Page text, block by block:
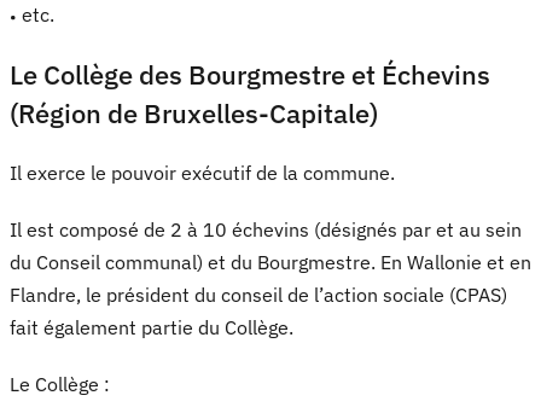
etc.
Le Collège des Bourgmestre et Échevins
(Région de Bruxelles-Capitale)
Il exerce le pouvoir exécutif de la commune.
Il est composé de 2 à 10 échevins (désignés par et au sein
du Conseil communal) et du Bourgmestre. En Wallonie et en
Flandre, le président du conseil de l’action sociale (CPAS)
fait également partie du Collège.
Le Collège :